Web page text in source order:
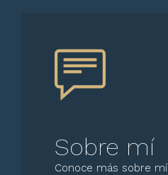
Sobre mí
Conoce más sobre mí